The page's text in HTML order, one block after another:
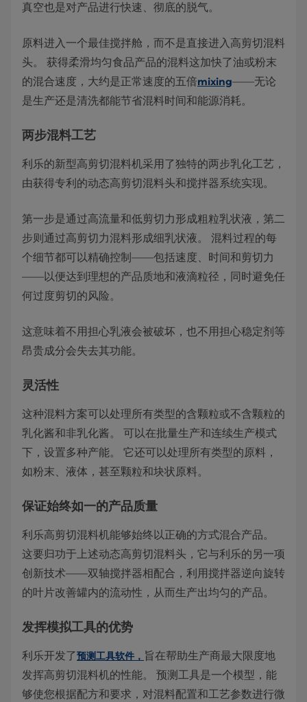
真空也是对产品进行快速、彻底的脱气。
原料进入一个最佳搅拌舱，而不是直接进入高剪切混料
头。 获得柔滑均匀食品产品的混料这加快了油或粉末
的混合速度，大约是正常速度的五倍mixing——无论
是生产还是清洗都能节省混料时间和能源消耗。
两步混料工艺
利乐的新型高剪切混料机采用了独特的两步乳化工艺，
由获得专利的动态高剪切混料头和搅拌器系统实现。
第一步是通过高流量和低剪切力形成粗粒乳状液，第二
步则通过高剪切力混料形成细乳状液。 混料过程的每
个细节都可以精确控制——包括速度、时间和剪切力
——以便达到理想的产品质地和液滴粒径，同时避免任
何过度剪切的风险。
这意味着不用担心乳液会被破坏，也不用担心稳定剂等
昂贵成分会失去其功能。
灵活性
这种混料方案可以处理所有类型的含颗粒或不含颗粒的
乳化酱和非乳化酱。 可以在批量生产和连续生产模式
下，设置多种产能。 它还可以处理所有类型的原料，
如粉末、液体，甚至颗粒和块状原料。
保证始终如一的产品质量
利乐高剪切混料机能够始终以正确的方式混合产品。
这要归功于上述动态高剪切混料头，它与利乐的另一项
创新技术——双轴搅拌器相配合，利用搅拌器逆向旋转
的叶片改善罐内的流动性，从而生产出均匀的产品。
发挥模拟工具的优势
利乐开发了预测工具软件， 旨在帮助生产商最大限度地
发挥高剪切混料机的性能。 预测工具是一个模型，能
够使您根据配方和要求，对混料配置和工艺参数进行微